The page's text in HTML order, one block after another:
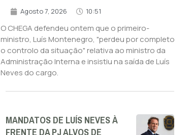
Agosto 7, 2026 10:51
O CHEGA defendeu ontem que o primeiro-
ministro, Luís Montenegro, "perdeu por completo
o controlo da situação" relativa ao ministro da
Administração Interna e insistiu na saída de Luís
Neves do cargo.
MANDATOS DE LUÍS NEVES À